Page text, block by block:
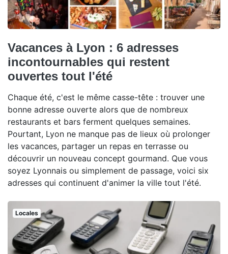
Vacances à Lyon : 6 adresses
incontournables qui restent
ouvertes tout l'été
Chaque été, c'est le même casse-tête : trouver une
bonne adresse ouverte alors que de nombreux
restaurants et bars ferment quelques semaines.
Pourtant, Lyon ne manque pas de lieux où prolonger
les vacances, partager un repas en terrasse ou
découvrir un nouveau concept gourmand. Que vous
soyez Lyonnais ou simplement de passage, voici six
adresses qui continuent d'animer la ville tout l'été.
Locales